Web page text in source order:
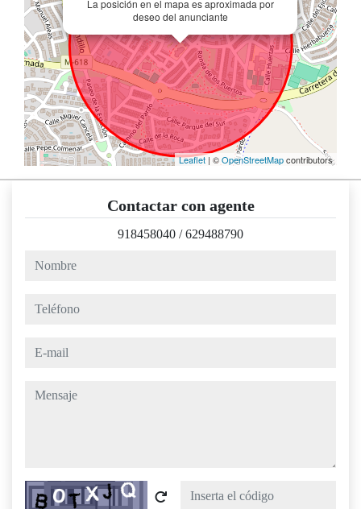
La posición en el mapa es aproximada por
deseo del anunciante
Leaflet| ©OpenStreetMapcontributors
Contactar con agente
918458040 /629488790
nombre
teléfono
e-mail
mensaje
Captcha